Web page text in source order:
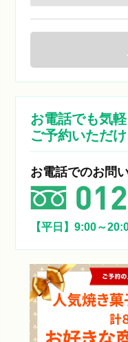
お電話でも気
ご予約いただ
お電話でのお問
【平日】9:00～